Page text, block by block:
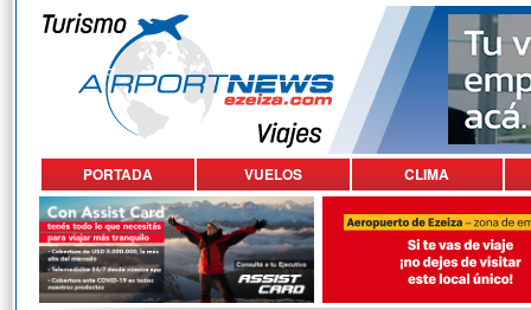
PORTADA VUELOS CLIMA